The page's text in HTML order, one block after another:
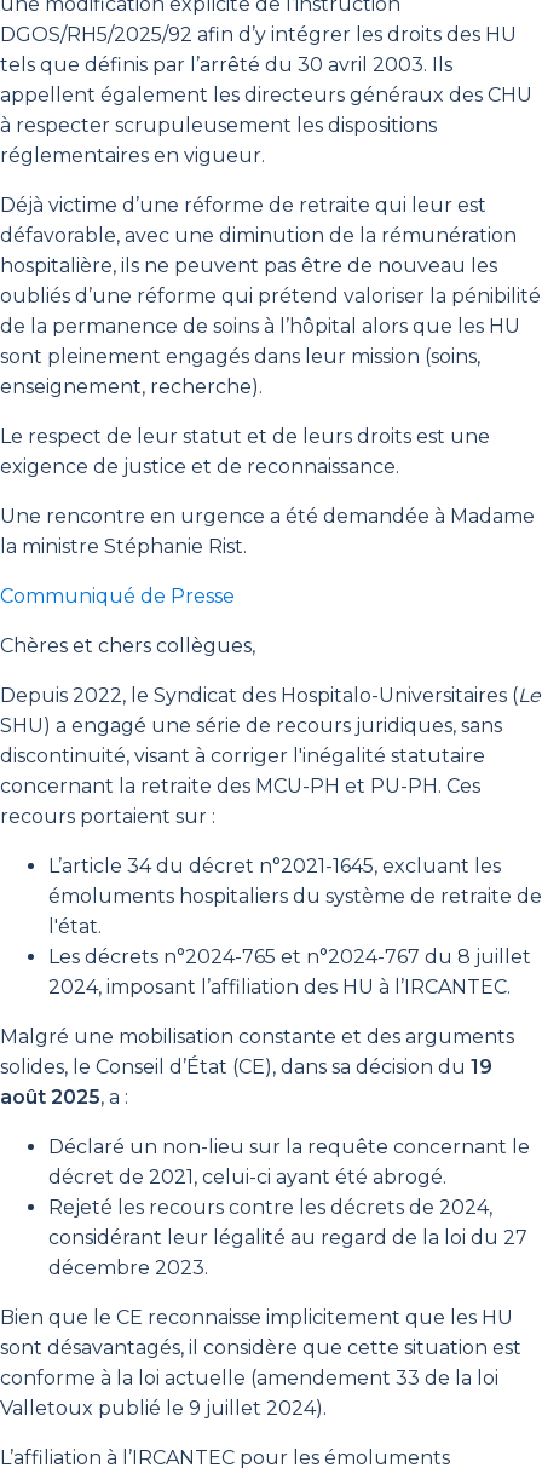
DGOS/RH5/2025/92 afin d’y intégrer les droits des HU
tels que définis par l’arrêté du 30 avril 2003. Ils
appellent également les directeurs généraux des CHU
à respecter scrupuleusement les dispositions
réglementaires en vigueur.
Déjà victime d’une réforme de retraite qui leur est
défavorable, avec une diminution de la rémunération
hospitalière, ils ne peuvent pas être de nouveau les
oubliés d’une réforme qui prétend valoriser la pénibilité
de la permanence de soins à l’hôpital alors que les HU
sont pleinement engagés dans leur mission (soins,
enseignement, recherche).
Le respect de leur statut et de leurs droits est une
exigence de justice et de reconnaissance.
Une rencontre en urgence a été demandée à Madame
la ministre Stéphanie Rist.
Communiqué de Presse
Chères et chers collègues,
Depuis 2022, le Syndicat des Hospitalo-Universitaires (Le
SHU) a engagé une série de recours juridiques, sans
discontinuité, visant à corriger l'inégalité statutaire
concernant la retraite des MCU-PH et PU-PH. Ces
recours portaient sur :
L’article 34 du décret n°2021-1645, excluant les
émoluments hospitaliers du système de retraite de
l'état.
Les décrets n°2024-765 et n°2024-767 du 8 juillet
2024, imposant l’affiliation des HU à l’IRCANTEC.
Malgré une mobilisation constante et des arguments
solides, le Conseil d’État (CE), dans sa décision du 19
août 2025, a :
Déclaré un non-lieu sur la requête concernant le
décret de 2021, celui-ci ayant été abrogé.
Rejeté les recours contre les décrets de 2024,
considérant leur légalité au regard de la loi du 27
décembre 2023.
Bien que le CE reconnaisse implicitement que les HU
sont désavantagés, il considère que cette situation est
conforme à la loi actuelle (amendement 33 de la loi
Valletoux publié le 9 juillet 2024).
L’affiliation à l’IRCANTEC pour les émoluments